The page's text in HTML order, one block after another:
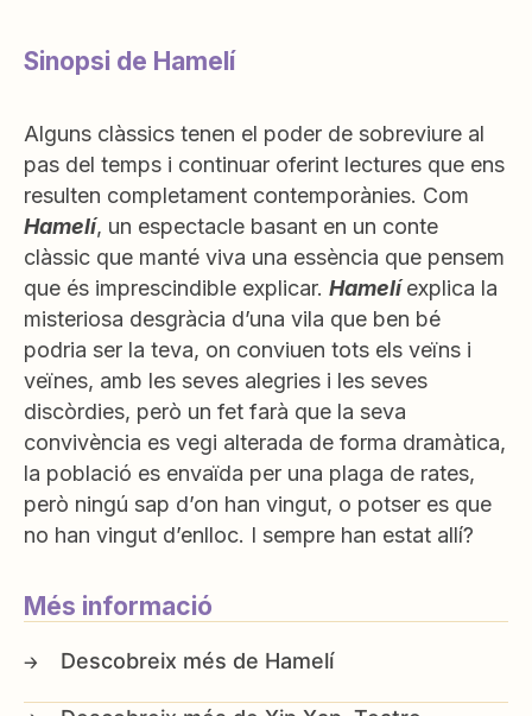
Sinopsi de Hamelí
Alguns clàssics tenen el poder de sobreviure al
pas del temps i continuar oferint lectures que ens
resulten completament contemporànies. Com
Hamelí, un espectacle basant en un conte
clàssic que manté viva una essència que pensem
que és imprescindible explicar. Hamelí explica la
misteriosa desgràcia d’una vila que ben bé
podria ser la teva, on conviuen tots els veïns i
veïnes, amb les seves alegries i les seves
discòrdies, però un fet farà que la seva
convivència es vegi alterada de forma dramàtica,
la població es envaïda per una plaga de rates,
però ningú sap d’on han vingut, o potser es que
no han vingut d’enlloc. I sempre han estat allí?
Més informació
Hamelí